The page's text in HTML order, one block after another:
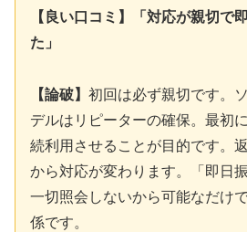
【良い口コミ】「対応が親切で
た」
【論破】 初回は必ず親切です。
デルはリピーターの確保。最初
続利用させることが目的です。
から対応が変わります。「即日
一切照会しないから可能なだけ
係です。